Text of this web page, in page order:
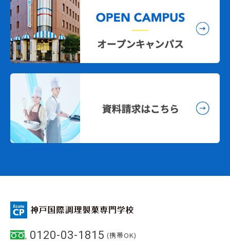
0120-03-1815 (携帯OK)